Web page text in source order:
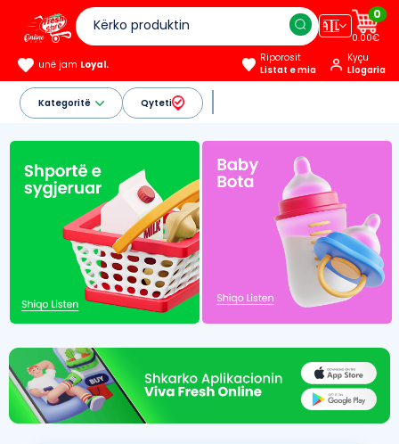
🇦🇱
0
0.00€
unë jam Loyal.
Riporosit
Listat e mia
Kyçu
Llogaria
Kategoritë Qyteti